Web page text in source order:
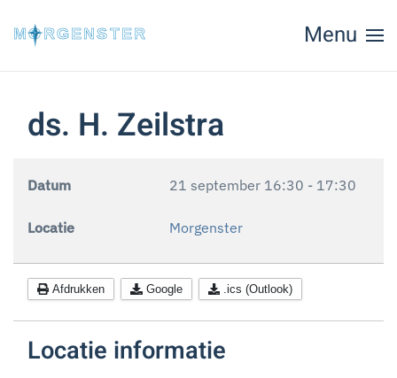
Menu
ds. H. Zeilstra
Datum 21 september 16:30 - 17:30
Locatie Morgenster
Afdrukken Google .ics (Outlook)
Locatie informatie